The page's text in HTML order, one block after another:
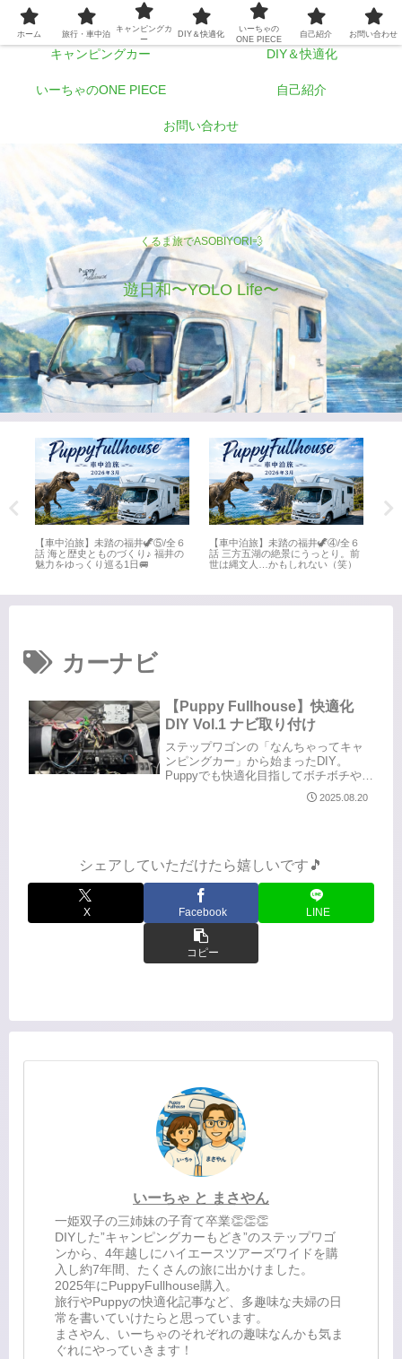
くるま旅でASOBIYORI💨
遊日和〜YOLO Life〜
ホーム 旅行・車中泊
キャンピングカー DIY＆快適化
いーちゃのONE PIECE 自己紹介
お問い合わせ
【車中泊旅】未踏の福井🦖⑤/全６
話 海と歴史とものづくり♪ 福井の
魅力をゆっくり巡る1日🚐
【車中泊旅】未踏の福井🦖④/全６
話 三方五湖の絶景にうっとり。前
世は縄文人…かもしれない（笑）
カーナビ
【Puppy Fullhouse】快適化
DIY Vol.1 ナビ取り付け
ステップワゴンの「なんちゃってキャ
ンピングカー」から始まったDIY。
Puppyでも快適化目指してボチボチやっ
ていきますよ（byまさやん）…いーち
ゃにはとてもそんなことはできませ
2025.08.20
シェアしていただけたら嬉しいです🎵
X Facebook LINE
コピー
いーちゃ と まさやん
一姫双子の三姉妹の子育て卒業👏👏👏
DIYした”キャンピングカーもどき”のステップワゴ
ンから、4年越しにハイエースツアーズワイドを購
入し約7年間、たくさんの旅に出かけました。
2025年にPuppyFullhouse購入。
旅行やPuppyの快適化記事など、多趣味な夫婦の日
常を書いていけたらと思っています。
まさやん、いーちゃのそれぞれの趣味なんかも気ま
ぐれにやっていきます！
ホーム 旅行・車中泊
キャンピングカ
ー
DIY＆快適化
いーちゃの
ONE PIECE
自己紹介 お問い合わせ